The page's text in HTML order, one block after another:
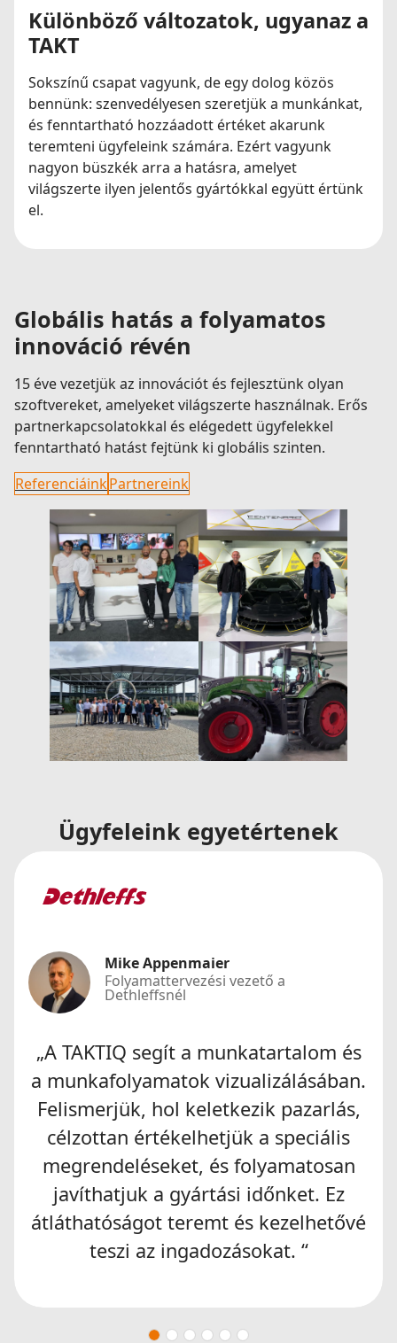
Különböző változatok, ugyanaz a
TAKT
Sokszínű csapat vagyunk, de egy dolog közös
bennünk: szenvedélyesen szeretjük a munkánkat,
és fenntartható hozzáadott értéket akarunk
teremteni ügyfeleink számára. Ezért vagyunk
nagyon büszkék arra a hatásra, amelyet
világszerte ilyen jelentős gyártókkal együtt értünk
el.
Globális hatás a folyamatos
innováció révén
15 éve vezetjük az innovációt és fejlesztünk olyan
szoftvereket, amelyeket világszerte használnak. Erős
partnerkapcsolatokkal és elégedett ügyfelekkel
fenntartható hatást fejtünk ki globális szinten.
ReferenciáinkPartnereink
Ügyfeleink egyetértenek
Mike Appenmaier
Folyamattervezési vezető a
Dethleffsnél
„A TAKTIQ segít a munkatartalom és
a munkafolyamatok vizualizálásában.
Felismerjük, hol keletkezik pazarlás,
célzottan értékelhetjük a speciális
megrendeléseket, és folyamatosan
javíthatjuk a gyártási időnket. Ez
átláthatóságot teremt és kezelhetővé
teszi az ingadozásokat. “